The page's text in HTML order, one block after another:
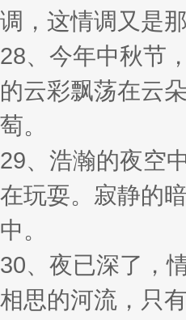
调，这情调又是
28、今年中秋节
的云彩飘荡在云
萄。
29、浩瀚的夜空
在玩耍。寂静的
中。
30、夜已深了，
相思的河流，只